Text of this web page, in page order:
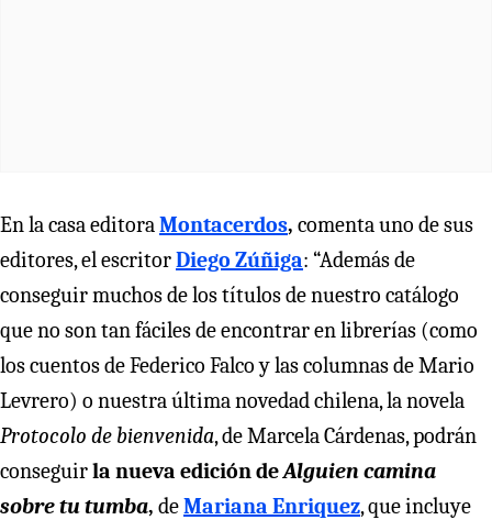
En la casa editoraMontacerdos, comenta uno de sus
editores, el escritorDiego Zúñiga: “Además de
conseguir muchos de los títulos de nuestro catálogo
que no son tan fáciles de encontrar en librerías (como
los cuentos de Federico Falco y las columnas de Mario
Levrero) o nuestra última novedad chilena, la novela
Protocolo de bienvenida, de Marcela Cárdenas, podrán
conseguirla nueva edición deAlguien camina
sobre tu tumba, deMariana Enriquez, que incluye